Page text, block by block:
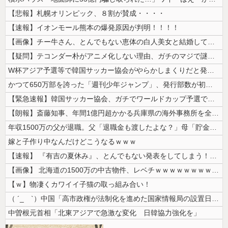
【悲報】札幌オリンピック、８割が賛成・・・・
【速報】イオンモール熊本の爆発原因が判明！！！！
【画像】チー牛さん、とんでもない恵体の白人美女と結婚してしまうｗｗｗｗ...
【疑問】テコンダー朴がアニメ化しない理由、ガチのマジで謎ｗｗｗｗ
W杯アジア予選等で韓国サッカー協会がやらかしまくりだと発覚、「いきなり...
かつて650万部を誇った「週刊少年ジャンプ」、発行部数が初の100万部...
【緊急速報】韓国サッカー協会、ガチでワールドカップ予選での審判への性接...
【朗報】斎藤知事、年間1億円超かかる兵庫県の海外事務所を全廃へ
年収1500万の父が退職。父「退職金も渡したよな？」母「貯金なんてない...
嫁と子作り中なんだけどこうなるｗｗｗ
【速報】 『有吉の夏休み』、とんでもない発表をしてしまう！！！！！
【画像】 北海道の1500万の中古物件、レベチｗｗｗｗｗｗｗｗｗｗｗｗ...
【ｗ】物凄くカワイイ子猫の取っ組み合い！
（ ´_ゝ`）中国「高市政権が法制化を進めた国家情報局の設置日が7月3...
中曽根元首相「北東アジアで急激な変化 日韓協力強化を」